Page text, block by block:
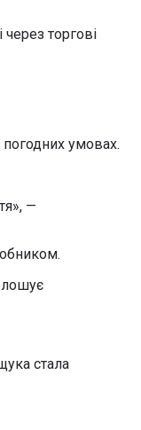
торгові
умовах.
—
стала